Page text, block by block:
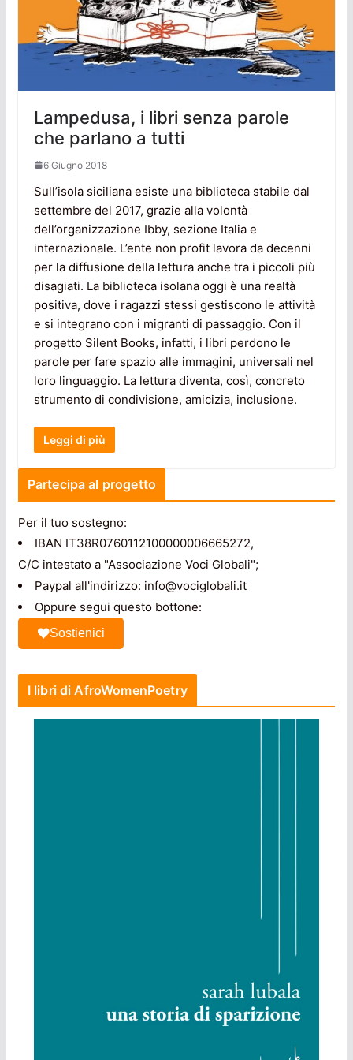
Lampedusa, i libri senza parole
che parlano a tutti
6 Giugno 2018
Sull’isola siciliana esiste una biblioteca stabile dal
settembre del 2017, grazie alla volontà
dell’organizzazione Ibby, sezione Italia e
internazionale. L’ente non profit lavora da decenni
per la diffusione della lettura anche tra i piccoli più
disagiati. La biblioteca isolana oggi è una realtà
positiva, dove i ragazzi stessi gestiscono le attività
e si integrano con i migranti di passaggio. Con il
progetto Silent Books, infatti, i libri perdono le
parole per fare spazio alle immagini, universali nel
loro linguaggio. La lettura diventa, così, concreto
strumento di condivisione, amicizia, inclusione.
Leggi di più
Partecipa al progetto
Per il tuo sostegno:
IBAN IT38R0760112100000006665272,
C/C intestato a "Associazione Voci Globali";
Paypal all'indirizzo: info@vociglobali.it
Oppure segui questo bottone:
Sostienici
I libri di AfroWomenPoetry